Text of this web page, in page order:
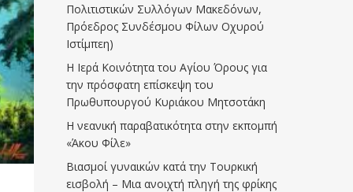
Πολιτιστικών Συλλόγων Μακεδόνων,
Πρόεδρος Συνδέσμου Φίλων Οχυρού
Ιστίμπεη)
Η Ιερά Κοινότητα του Αγίου Όρους για
την πρόσφατη επίσκεψη του
Πρωθυπουργού Κυριάκου Μητσοτάκη
Η νεανική παραβατικότητα στην εκπομπή
«Άκου Φίλε»
Βιασμοί γυναικών κατά την Τουρκική
εισβολή – Μια ανοιχτή πληγή της φρίκης